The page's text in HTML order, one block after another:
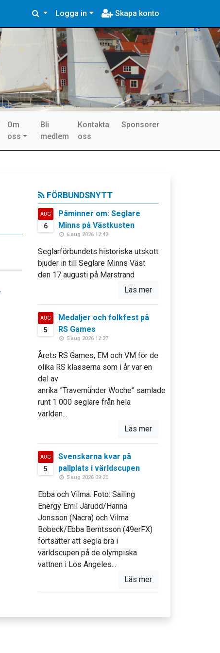
Logga in Skapa konto
Om
oss
Bli
medlem
Kontakta
oss
Sponsorer
FÖRBUNDSNYTT
AUG
6
Påminner om: Seglare
Minns på Västkusten
6 aug 2026 12:42
Seglarförbundets historiska utskott
bjuder in till Seglare Minns Väst
den 17 augusti på Marstrand
Läs mer
AUG
5
Medaljer och folkfest på
RS Games
5 aug 2026 12:27
Årets RS Games, EM och VM för de
olika RS klasserna som i år var en
del av
anrika ”Travemünder Woche” samlade
runt 1 000 seglare från hela
världen...
Läs mer
AUG
5
Svenskarna kvar på
pallplats i världscupen
5 aug 2026 09:20
Ebba och Vilma. Foto: Sailing
Energy Emil Järudd/Hanna
Jonsson (Nacra) och Vilma
Bobeck/Ebba Berntsson (49erFX)
fortsätter att segla bra i
världscupen på de olympiska
vattnen i Los Angeles...
Läs mer